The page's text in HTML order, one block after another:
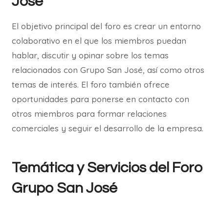
El objetivo principal del foro es crear un entorno
colaborativo en el que los miembros puedan
hablar, discutir y opinar sobre los temas
relacionados con Grupo San José, así como otros
temas de interés. El foro también ofrece
oportunidades para ponerse en contacto con
otros miembros para formar relaciones
comerciales y seguir el desarrollo de la empresa.
Temática y Servicios del Foro
Grupo San José